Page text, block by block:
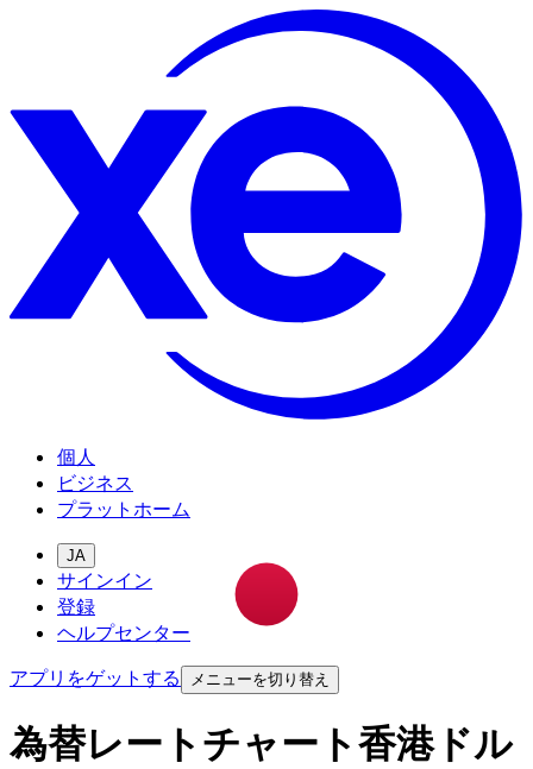
個人
ビジネス
プラットホーム
JA
サインイン
登録
ヘルプセンター
アプリをゲットする
メニューを切り替え
為替レートチャート香港ドル